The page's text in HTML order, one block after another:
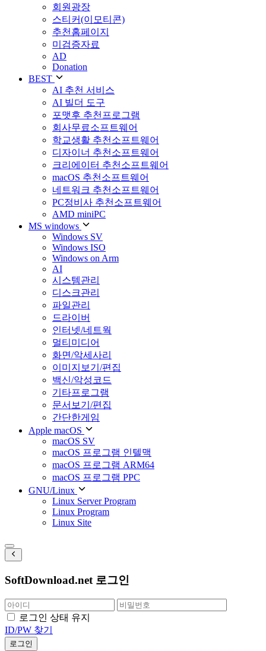
회원광장
스티커(이모티콘)
추천홈페이지
미검증자료
AD
Donation
BEST
AI 추천 서비스
AI 빌더 도구
포맷후 추천프로그램
회사무료소프트웨어
학교생활 추천소프트웨어
디자이너 추천소프트웨어
크리에이터 추천소프트웨어
macOS 추천소프트웨어
네트워크 추천소프트웨어
PC정비사 추천소프트웨어
AMD miniPC
MS windows
Windows SV
Windows ISO
Windows on Arm
AI
시스템관리
디스크관리
파일관리
드라이버
인터넷/네트웍
멀티미디어
화면/악세사리
이미지보기/편집
백신/악성코드
기타프로그램
문서보기/편집
간단한게임
Apple macOS
macOS SV
macOS 프로그램 인텔맥
macOS 프로그램 ARM64
macOS 프로그램 PPC
GNU/Linux
Linux Server Program
Linux Program
Linux Site
SoftDownload.net 로그인
로그인 상태 유지
ID/PW 찾기
로그인